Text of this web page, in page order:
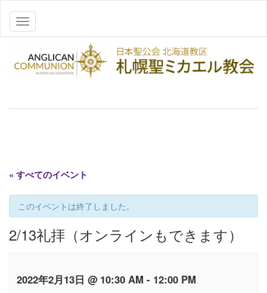
ナビゲーションを切り替え
« すべてのイベント
このイベントは終了しました。
2/13礼拝（オンラインもできます）
2022年2月13日 @ 10:30 AM - 12:00 PM